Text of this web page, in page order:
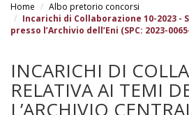
contenuto
principale
Home
Albo pretorio concorsi
Incarichi di Collaborazione 10-2023
presso l’Archivio dell’Eni (SPC: 2023-
INCARICHI DI
RELATIVA AI TEMI
L’ARCHIVIO